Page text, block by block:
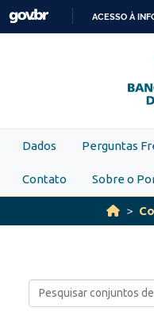
Skip to main content
ACESSO À
Dados Perguntas
Contato Sobre o